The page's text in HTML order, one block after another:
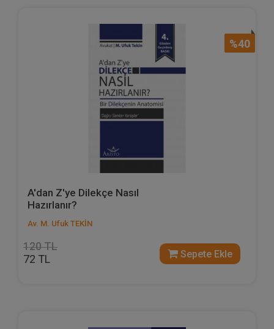
%40
A'dan Z'ye Dilekçe Nasıl
Hazırlanır?
Av. M. Ufuk TEKİN
120 TL
72 TL Sepete Ekle